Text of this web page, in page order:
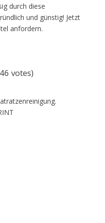
durch diese
und günstig! Jetzt
anfordern.
votes)